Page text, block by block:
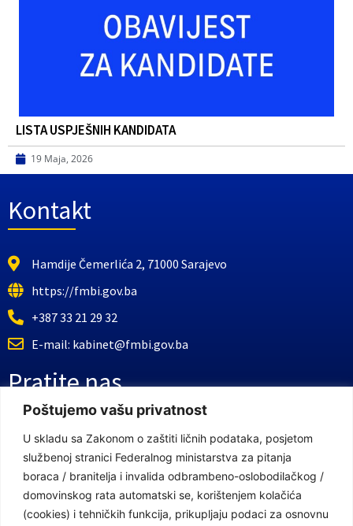
Poštujemo vašu privatnost
U skladu sa Zakonom o zaštiti ličnih podataka, posjetom
službenoj stranici Federalnog ministarstva za pitanja
boraca / branitelja i invalida odbrambeno-oslobodilačkog /
domovinskog rata automatski se, korištenjem kolačića
(cookies) i tehničkih funkcija, prikupljaju podaci za osnovnu
LISTA USPJEŠNIH KANDIDATA
19 Maja, 2026
Kontakt
Hamdije Čemerlića 2, 71000 Sarajevo
https://fmbi.gov.ba
+387 33 21 29 32
E-mail: kabinet@fmbi.gov.ba
Pratite nas
Facebook Stranica
Youtube Kanal
Linkovi